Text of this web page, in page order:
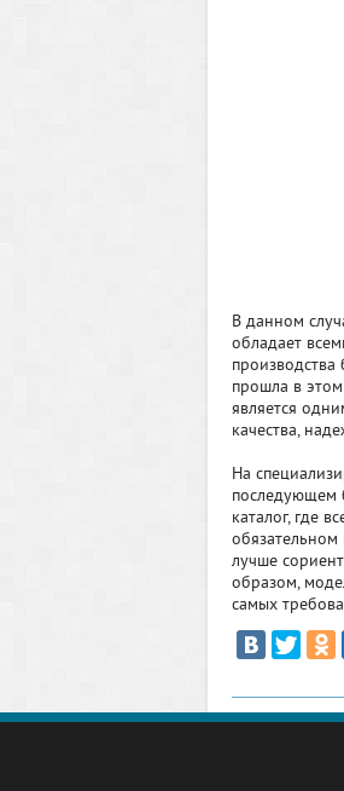
В данном
обладает
производства
прошла в
является
качества,
На
последующем
каталог, где
обязательном
лучше
образом,
самых